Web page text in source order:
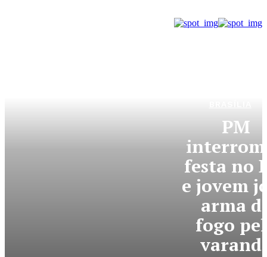
PM
festa no
e jovem
arma
fogo